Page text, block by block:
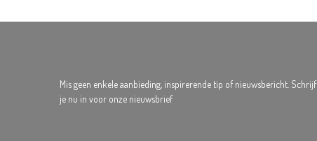
Mis geen enkele aanbieding, inspirerende tip of nieuwsbericht. Schrijf
je nu in voor onze nieuwsbrief